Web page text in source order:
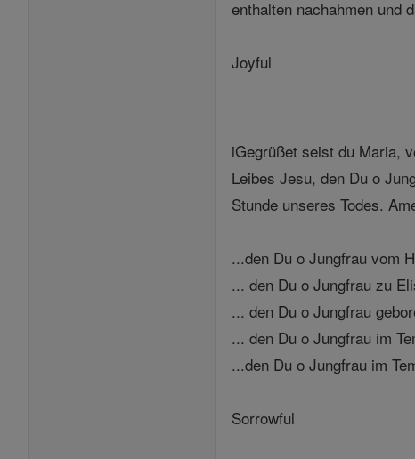
enthalten nachahmen und
Joyful
iGegrüßet seist du Maria,
Leibes Jesu, den Du o
Stunde unseres Todes.
...den Du o Jungfrau vom
... den Du o Jungfrau zu
... den Du o Jungfrau
... den Du o Jungfrau im
...den Du o Jungfrau im
Sorrowful